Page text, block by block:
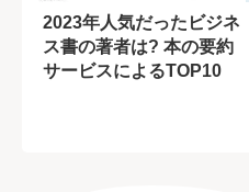
2023年人気だったビジネ
ス書の著者は? 本の要約
サービスによるTOP10